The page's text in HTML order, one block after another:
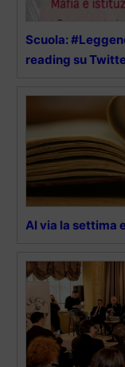
Scuola:
reading su
Al via la settima